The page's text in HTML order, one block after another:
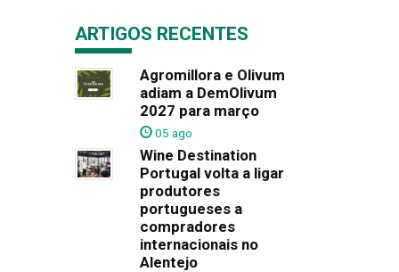
ARTIGOS RECENTES
Agromillora e Olivum
adiam a DemOlivum
2027 para março
05 ago
Wine Destination
Portugal volta a ligar
produtores
portugueses a
compradores
internacionais no
Alentejo